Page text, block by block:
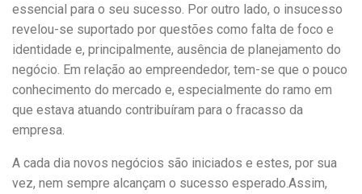
essencial para o seu sucesso. Por outro lado, o insucesso
revelou-se suportado por questões como falta de foco e
identidade e, principalmente, ausência de planejamento do
negócio. Em relação ao empreendedor, tem-se que o pouco
conhecimento do mercado e, especialmente do ramo em
que estava atuando contribuíram para o fracasso da
empresa.
A cada dia novos negócios são iniciados e estes, por sua
vez, nem sempre alcançam o sucesso esperado.Assim,